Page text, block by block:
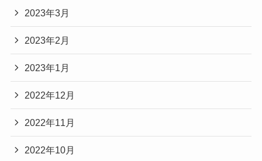
2023年3月
2023年2月
2023年1月
2022年12月
2022年11月
2022年10月